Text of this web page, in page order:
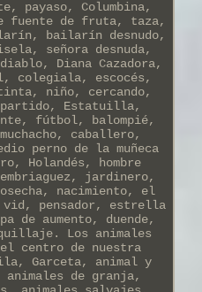
payaso, Columbina,
fuente de fruta, taza,
bailarín desnudo,
señora desnuda,
Diana Cazadora,
colegiala, escocés,
niño, cercando,
Estatuilla,
fútbol, balompié,
caballero,
perno de la muñeca
Holandés, hombre
jardinero,
nacimiento, el
vid, pensador, estrella
de aumento, duende,
Los animales
centro de nuestra
Garceta, animal y
animales de granja,